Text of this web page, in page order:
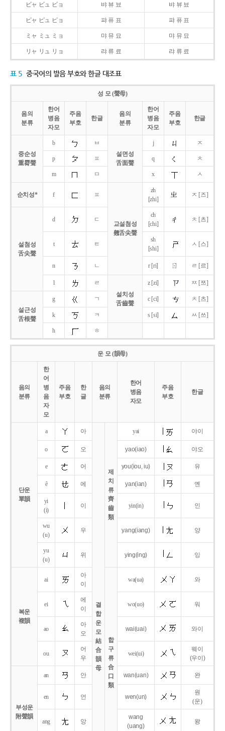
ビャ ビュ ビョ 뱌 뷰 뵤 뱌 뷰 뵤
ピャ ピュ ピョ 퍄 퓨 표 퍄 퓨 표
ミャ ミュ ミョ 먀 뮤 묘 먀 뮤 묘
リャ リュ リョ 랴 류 료 랴 류 료
표 5 중국어의 발음 부호와 한글 대조표
성 모 (聲母)
음의
분류
한어
병음
자모
주음
부호
한글
음의
분류
한어
병음
자모
주음
부호
한글
중순성
重脣聲
b
ㅂ
설면성
舌面聲
j ㅈ
p ㅍ q ㅊ
m ㅁ x ㅅ
순치성* f ㅍ
교설첨성
翹舌尖聲
zh
[zhi]
ㅈ [즈]
설첨성
舌尖聲
d ㄷ
ch
[chi]
ㅊ [츠]
t ㅌ
sh
[shi]
ㅅ [스]
n ㄴ r [ri] ㄖ ㄹ [르]
l
ㄹ
설치성
舌齒聲
z [zi] ㅉ [쯔]
설근성
舌根聲
g ㄱ c [ci] ㅊ [츠]
k ㅋ s [si] ㅆ [쓰]
h ㅎ
운 모 (韻母)
음의
분류
한
어
병
음
자
모
주음
부호
한
글
음의
분류
한어
병음
자모
주음
부호
한글
단운
單韻
a 아
결
합
운
모
結
合
韻
母
제
치
류
齊
齒
類
yai 야이
o 오 yao(iao) 야오
e 어 you(iou,iu) 유
ê 에 yan(ian) 옌
yi
(i)
이 yin(in) 인
wu
(u)
우 yang(iang) 양
yu
(u)
위 ying(ing) 잉
복운
複韻
ai
아
이
합
구
류
合
口
類
wa(ua) 와
ei
에
이
wo(uo) 워
ao
아
오
wai(uai) 와이
ou
어
우
wei(ui)
웨이
(우이)
부성운
附聲韻
an 안 wan(uan) 완
en 언 wen(un)
원
(운)
ang 앙
wang
(uang)
왕